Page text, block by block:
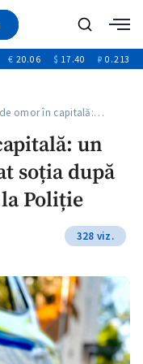
Ştiri
Video
Special
Blog
€ 20.06 $ 17.40 ₽ 0.213
omor în capitală:…
un
soția după
Poliție
328 viz.